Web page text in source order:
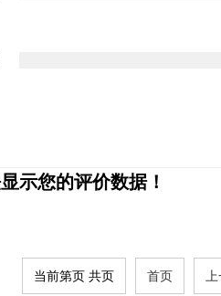
示您的评价数据！
当前第页 共页 首页